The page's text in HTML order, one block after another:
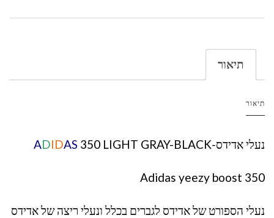
תיאור
תיאור
נעלי אדידס- ADIDAS 350 LIGHT GRAY-BLACK
Adidas yeezy boost 350
נעלי הספורט של אדידס לגברים בכלל ונעלי ריצה של אדידס